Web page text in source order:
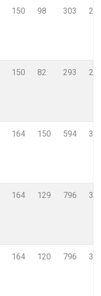
150 98 303
150 82 293
164 150 594
164 129 796
164 120 796